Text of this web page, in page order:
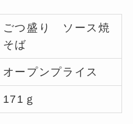
ごつ盛り ソース焼
そば
オープンプライス
171ｇ